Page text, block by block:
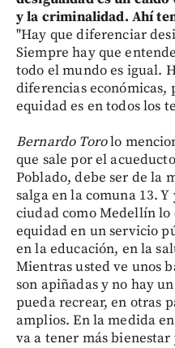
y la criminalidad. Ahí
"Hay que diferenciar
Siempre hay que
todo el mundo es igual.
diferencias económicas,
equidad es en todos los
Bernardo Torolo
que sale por el
Poblado, debe ser de la
salga en la comuna 13.
ciudad como Medellín
equidad en un servicio
en la educación, en la
Mientras usted ve unos
son apiñadas y no hay
pueda recrear, en otras
amplios. En la medida
va a tener más